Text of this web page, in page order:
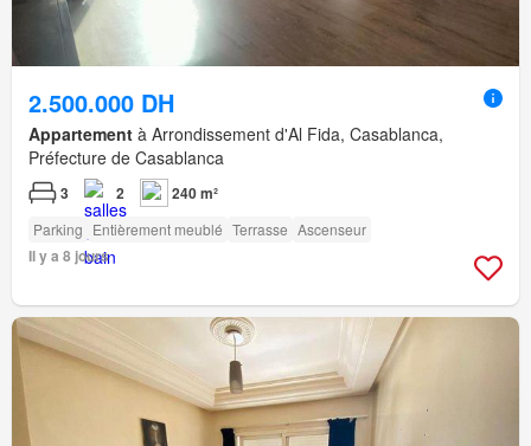
2.500.000 DH
Appartement à Arrondissement d'Al Fida, Casablanca,
Préfecture de Casablanca
3 2 240 m²
Parking Entièrement meublé Terrasse Ascenseur
Il y a 8 jours